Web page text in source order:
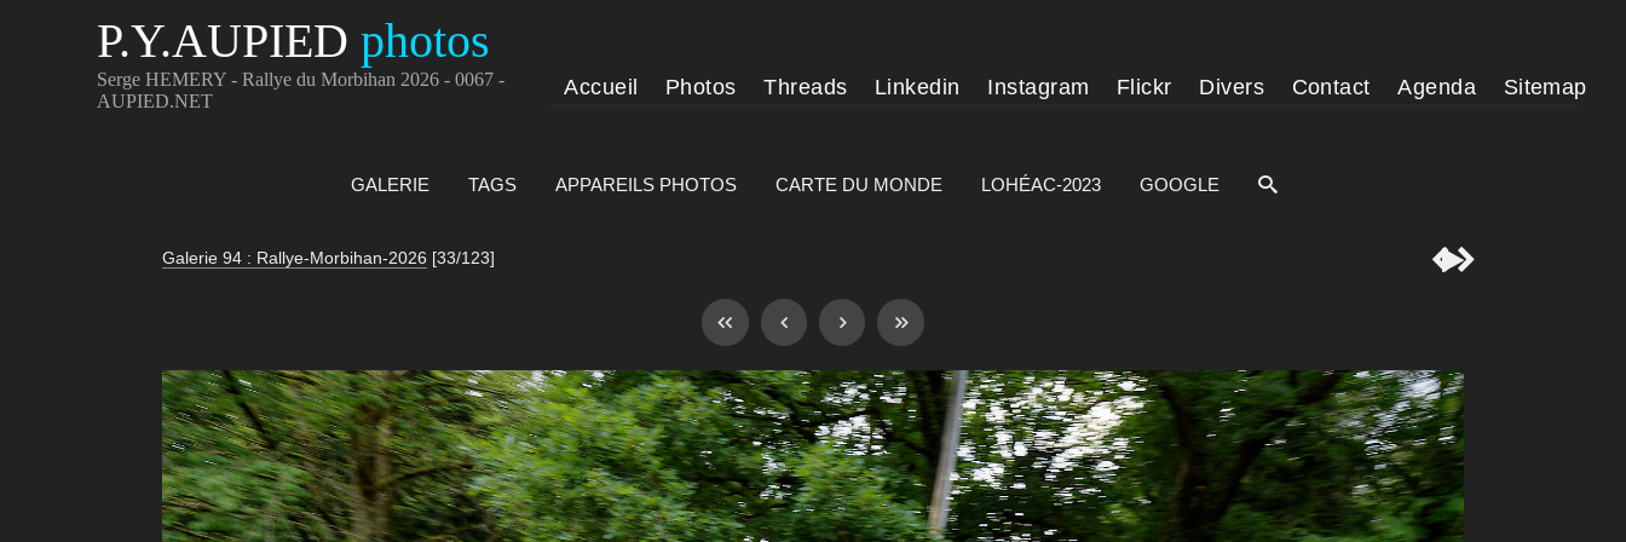
P.Y.AUPIED photos
Serge HEMERY - Rallye du Morbihan 2026 - 0067 -
AUPIED.NET
Accueil Photos Threads Linkedin Instagram Flickr Divers Contact Agenda Sitemap
GALERIE TAGS APPAREILS PHOTOS CARTE DU MONDE LOHÉAC-2023 GOOGLE
Galerie 94 : Rallye-Morbihan-2026 [33/123] 